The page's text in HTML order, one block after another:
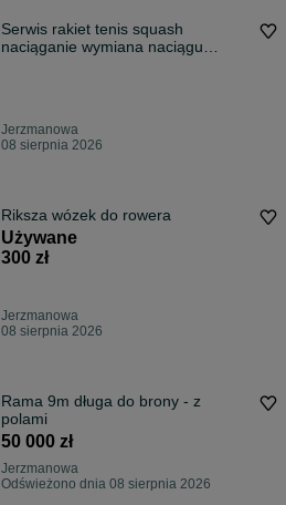
Serwis rakiet tenis squash
naciąganie wymiana naciągu
Jerzmanowa
08 sierpnia 2026
Riksza wózek do rowera
Używane
300 zł
Jerzmanowa
08 sierpnia 2026
Rama 9m długa do brony - z
polami
50 000 zł
Jerzmanowa
Odświeżono dnia 08 sierpnia 2026